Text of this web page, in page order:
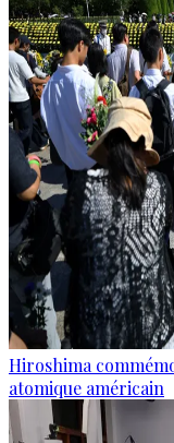
Hiroshima
atomique américain